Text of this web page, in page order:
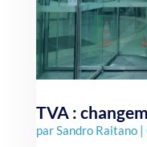
TVA :
parSandro Raitano|